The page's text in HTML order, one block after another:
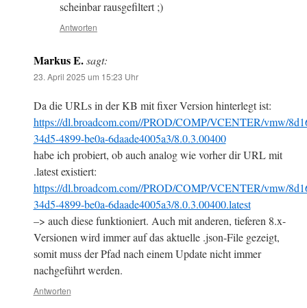
scheinbar rausgefiltert ;)
Antworten
Markus E. sagt:
23. April 2025 um 15:23 Uhr
Da die URLs in der KB mit fixer Version hinterlegt ist:
https://dl.broadcom.com//PROD/COMP/VCENTER/vmw/
34d5-4899-be0a-6daade4005a3/8.0.3.00400
habe ich probiert, ob auch analog wie vorher dir URL mit
.latest existiert:
https://dl.broadcom.com//PROD/COMP/VCENTER/vmw/
34d5-4899-be0a-6daade4005a3/8.0.3.00400.latest
–> auch diese funktioniert. Auch mit anderen, tieferen 8.x-
Versionen wird immer auf das aktuelle .json-File gezeigt,
somit muss der Pfad nach einem Update nicht immer
nachgeführt werden.
Antworten